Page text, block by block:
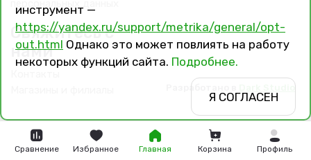
Сравнение Избранное Главная Корзина Профиль
Свяжитесь с
нами
инструмент —
https://yandex.ru/support/metrika/general/opt-
out.html Однако это может повлиять на работу
некоторых функций сайта. Подробнее.
Я СОГЛАСЕН